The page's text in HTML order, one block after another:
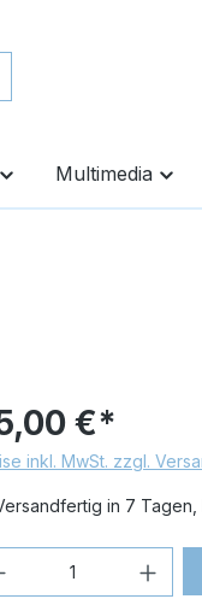
Multimedia
€*
inkl. MwSt. zzgl.
in 7